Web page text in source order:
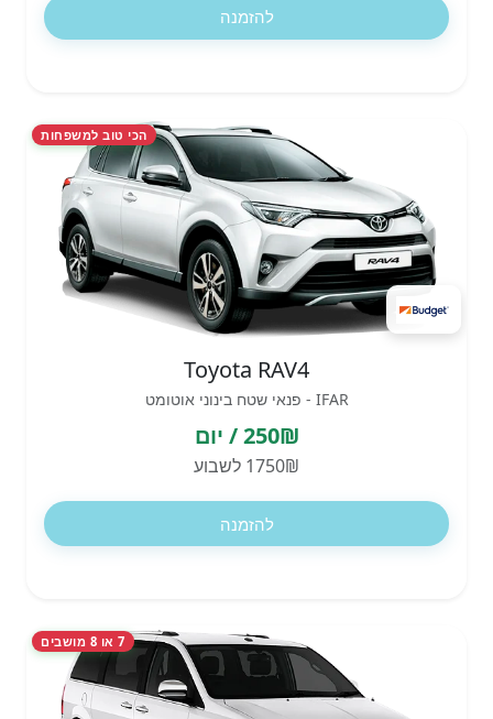
להזמנה
הכי טוב למשפחות
Toyota RAV4
IFAR - פנאי שטח בינוני אוטומט
250₪ / יום
1750₪ לשבוע
להזמנה
7 או 8 מושבים